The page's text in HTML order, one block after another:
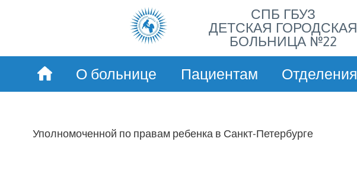
СПБ ГБУЗ
ДЕТСКАЯ ГОРОДСКАЯ
БОЛЬНИЦА №22
О больнице Пациентам Отделения
Уполномоченной по правам ребенка в Санкт-Петербурге